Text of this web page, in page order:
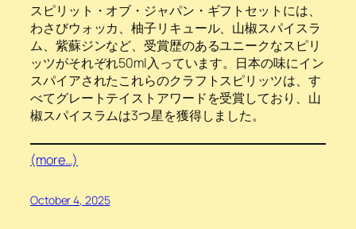
スピリット・オブ・ジャパン・ギフトセットには、
わさびウォッカ、柚子リキュール、山椒スパイスラ
ム、紫蘇ジンなど、受賞歴のあるユニークなスピリ
ッツがそれぞれ50ml入っています。日本の味にイン
スパイアされたこれらのクラフトスピリッツは、す
べてグレートテイストアワードを受賞しており、山
椒スパイスラムは3つ星を獲得しました。
(more…)
October 4, 2025